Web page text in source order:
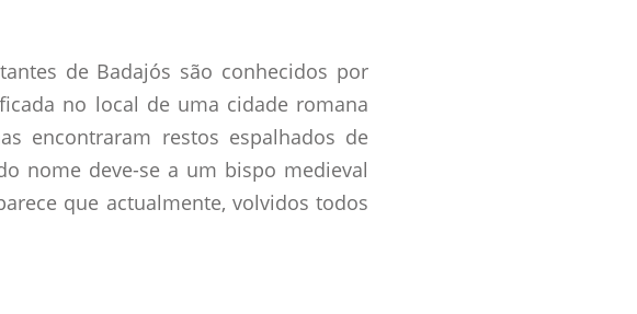
de Badajós são conhecidos por
no local de uma cidade romana
encontraram restos espalhados de
nome deve-se a um bispo medieval
que actualmente, volvidos todos